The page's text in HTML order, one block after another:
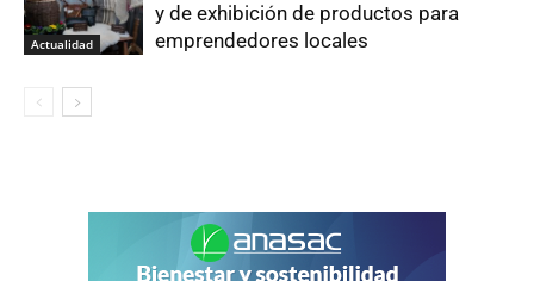
Actualidad
y de exhibición de productos para
emprendedores locales